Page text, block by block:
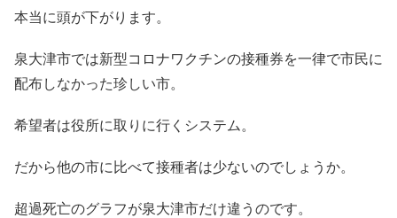
本当に頭が下がります。
泉大津市では新型コロナワクチンの接種券を一律で市民に
配布しなかった珍しい市。
希望者は役所に取りに行くシステム。
だから他の市に比べて接種者は少ないのでしょうか。
超過死亡のグラフが泉大津市だけ違うのです。